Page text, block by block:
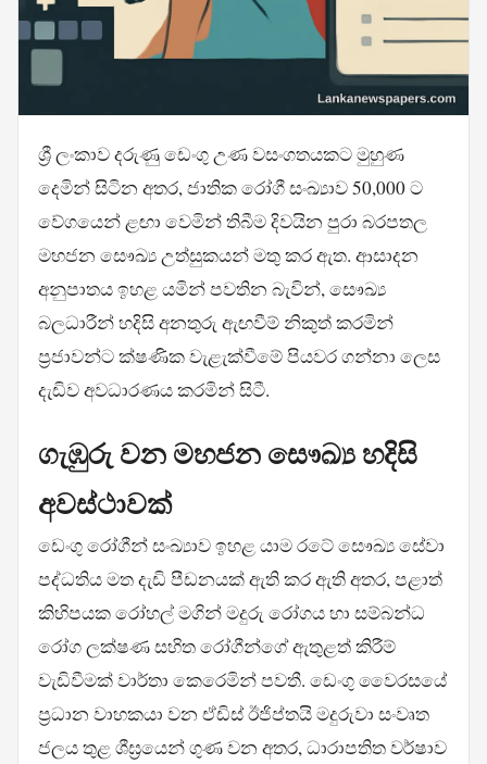
ශ්‍රී ලංකාව දරුණු ඩෙංගු උණ වසංගතයකට මුහුණ
දෙමින් සිටින අතර, ජාතික රෝගී සංඛ්‍යාව 50,000 ට
වේගයෙන් ළඟා වෙමින් තිබීම දිවයින පුරා බරපතල
මහජන සෞඛ්‍ය උත්සුකයන් මතු කර ඇත. ආසාදන
අනුපාතය ඉහළ යමින් පවතින බැවින්, සෞඛ්‍ය
බලධාරීන් හදිසි අනතුරු ඇඟවීම් නිකුත් කරමින්
ප්‍රජාවන්ට ක්ෂණික වැළැක්වීමේ පියවර ගන්නා ලෙස
දැඩිව අවධාරණය කරමින් සිටී.
ගැඹුරු වන මහජන සෞඛ්‍ය හදිසි
අවස්ථාවක්
ඩෙංගු රෝගීන් සංඛ්‍යාව ඉහළ යාම රටේ සෞඛ්‍ය සේවා
පද්ධතිය මත දැඩි පීඩනයක් ඇති කර ඇති අතර, පළාත්
කිහිපයක රෝහල් මගින් මදුරු රෝගය හා සම්බන්ධ
රෝග ලක්ෂණ සහිත රෝගීන්ගේ ඇතුළත් කිරීම්
වැඩිවීමක් වාර්තා කෙරෙමින් පවතී. ඩෙංගු වෛරසයේ
ප්‍රධාන වාහකයා වන ඒඩිස් ඊජිප්තයි මදුරුවා සංවෘත
ජලය තුළ ශීඝ්‍රයෙන් ගුණ වන අතර, ධාරාපතිත වර්ෂාව